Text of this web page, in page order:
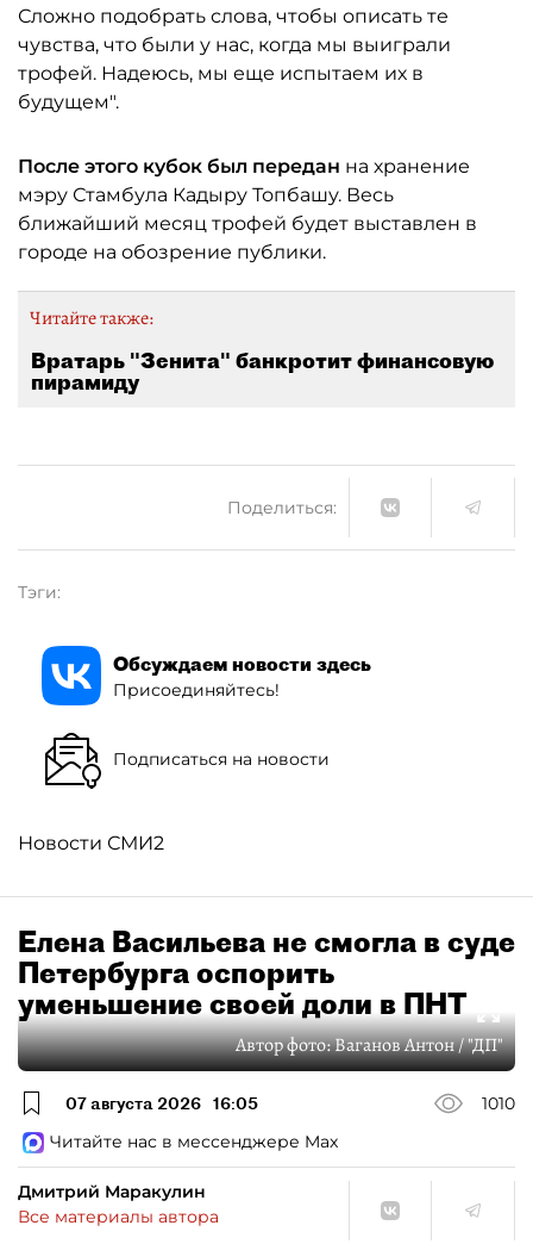
Сложно подобрать слова, чтобы описать те
чувства, что были у нас, когда мы выиграли
трофей. Надеюсь, мы еще испытаем их в
будущем".
После этого кубок был передан на хранение
мэру Стамбула Кадыру Топбашу. Весь
ближайший месяц трофей будет выставлен в
городе на обозрение публики.
Читайте также:
Вратарь "Зенита" банкротит финансовую
пирамиду
Поделиться:
Тэги:
Обсуждаем новости здесь
Присоединяйтесь!
Подписаться на новости
Новости СМИ2
Елена Васильева не смогла в суде
Петербурга оспорить
уменьшение своей доли в ПНТ
Автор фото:Ваганов Антон / "ДП"
07 августа 2026 16:05
1010
Читайте нас в мессенджере Max
Дмитрий Маракулин
Все материалы автора